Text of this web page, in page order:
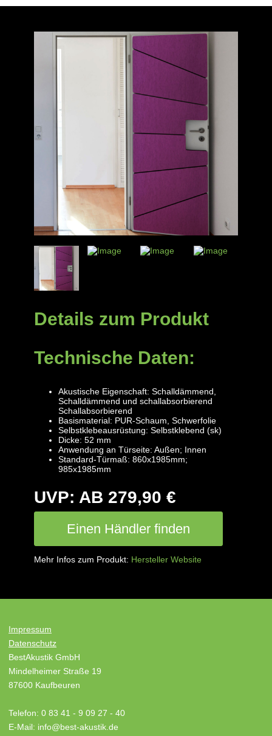
Details zum Produkt
Technische Daten:
Akustische Eigenschaft: Schalldämmend,
Schalldämmend und schallabsorbierend
Schallabsorbierend
Basismaterial: PUR-Schaum, Schwerfolie
Selbstklebeausrüstung: Selbstklebend (sk)
Dicke: 52 mm
Anwendung an Türseite: Außen; Innen
Standard-Türmaß: 860x1985mm;
985x1985mm
UVP: AB 279,90 €
Einen Händler finden
Mehr Infos zum Produkt: Hersteller Website
Impressum
Datenschutz
BestAkustik GmbH
Mindelheimer Straße 19
87600 Kaufbeuren
Telefon: 0 83 41 - 9 09 27 - 40
E-Mail: info@best-akustik.de